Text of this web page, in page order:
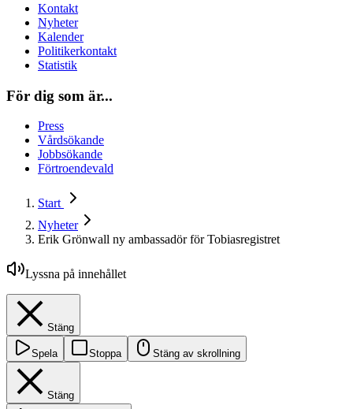
Kontakt
Nyheter
Kalender
Politikerkontakt
Statistik
För dig som är...
Press
Vårdsökande
Jobbsökande
Förtroendevald
Start
Nyheter
Erik Grönwall ny ambassadör för Tobiasregistret
Lyssna på innehållet
Stäng
Spela Stoppa Stäng av skrollning
Stäng